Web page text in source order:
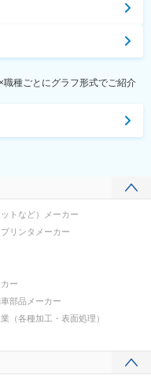
種ごとにグラフ形式でご紹介
トなど）メーカー
リンタメーカー
ー
部品メーカー
（各種加工・表面処理）